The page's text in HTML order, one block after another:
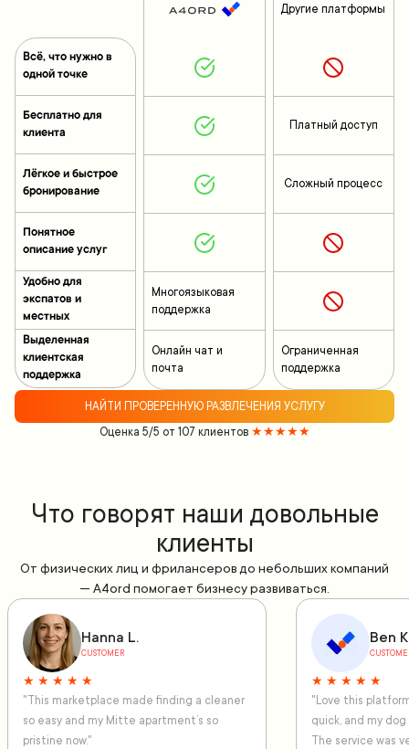
Всё, что нужно в
одной точке
Бесплатно для
клиента
Лёгкое и быстрое
бронирование
Понятное
описание услуг
Удобно для
экспатов и
местных
Выделенная
клиентская
поддержка
Многоязыковая
поддержка
Онлайн чат и
почта
Другие платформы
Платный доступ
Сложный процесс
Ограниченная
поддержка
НАЙТИ ПРОВЕРЕННУЮ РАЗВЛЕЧЕНИЯ УСЛУГУ
Оценка 5/5 от 107 клиентов ★★★★★
Что говорят наши довольные
клиенты
От физических лиц и фрилансеров до небольших компаний
— A4ord помогает бизнесу развиваться.
Hanna L.
CUSTOMER
★ ★ ★ ★ ★
"This marketplace made finding a cleaner
so easy and my Mitte apartment’s so
pristine now."
Ben
★ ★ ★ ★ ★
"Love this
quick, and my
The service was